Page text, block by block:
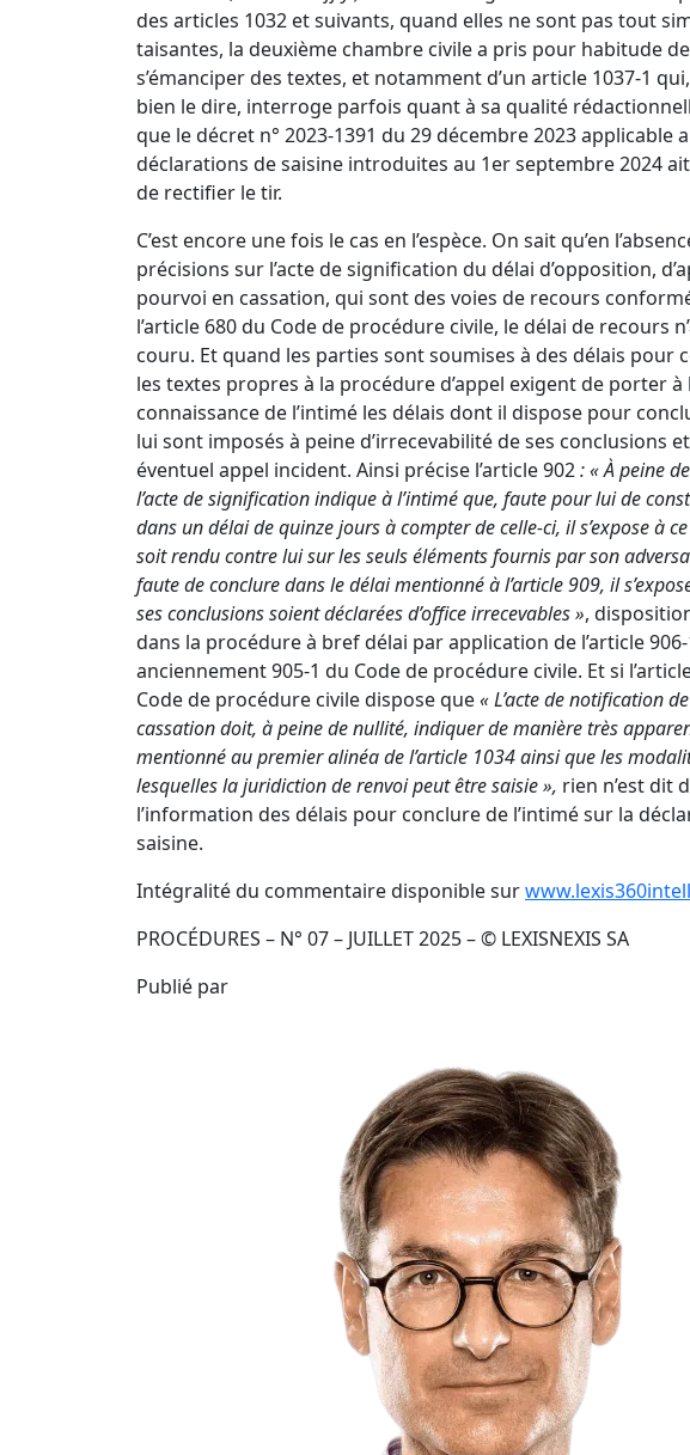
des articles 1032 et suivants, quand elles ne sont pas tout
taisantes, la deuxième chambre civile a pris pour habitude de
s’émanciper des textes, et notamment d’un article 1037-1
bien le dire, interroge parfois quant à sa qualité
que ledécret n° 2023-1391 du 29 décembre 2023applicable
déclarations de saisine introduites au 1er septembre 2024
de rectifier le tir.
C’est encore une fois le cas en l’espèce. On sait qu’en
précisions sur l’acte de signification du délai d’opposition,
pourvoi en cassation, qui sont des voies de recours
l’article 680 du Code de procédure civile, le délai de recours
couru. Et quand les parties sont soumises à des délais pour
les textes propres à la procédure d’appel exigent de porter à
connaissance de l’intimé les délais dont il dispose pour
lui sont imposés à peine d’irrecevabilité de ses conclusions et
éventuel appel incident. Ainsi précise l’article 902: « À peine
l’acte de signification indique à l’intimé que, faute pour lui de
dans un délai de quinze jours à compter de celle-ci, il s’expose à
soit rendu contre lui sur les seuls éléments fournis par son
faute de conclure dans le délai mentionné à l’article 909, il
ses conclusions soient déclarées d’office irrecevables »,
dans la procédure à bref délai par application de l’article 906-
anciennement 905-1 du Code de procédure civile. Et si l’
Code de procédure civiledispose que« L’acte de notification
cassation doit, à peine de nullité, indiquer de manière très
mentionné au premier alinéa de l’article 1034 ainsi que les
lesquelles la juridiction de renvoi peut être saisie », rien n’est dit
l’information des délais pour conclure de l’intimé sur la
saisine.
Intégralité du commentaire disponible sur
PROCÉDURES – N° 07 – JUILLET 2025 – © LEXISNEXIS SA
Publié par